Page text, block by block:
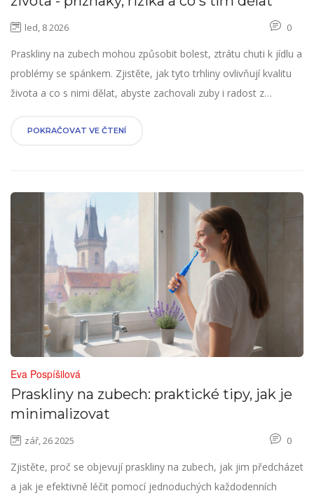
led, 8 2026 0
Praskliny na zubech mohou způsobit bolest, ztrátu chuti k jídlu a
problémy se spánkem. Zjistěte, jak tyto trhliny ovlivňují kvalitu
života a co s nimi dělat, abyste zachovali zuby i radost z
POKRAČOVAT VE ČTENÍ
Eva Pospíšilová
Praskliny na zubech: praktické tipy, jak je
minimalizovat
zář, 26 2025 0
Zjistěte, proč se objevují praskliny na zubech, jak jim předcházet
a jak je efektivně léčit pomocí jednoduchých každodenních